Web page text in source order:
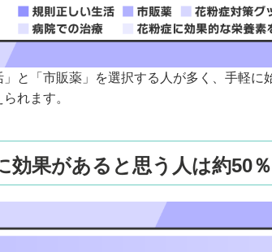
と「市販薬」を選択する人が多く、手軽に
れます。
効果があると思う人は約50％